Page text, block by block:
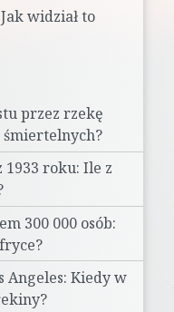
widział to
przez rzekę
śmiertelnych?
roku: Ile z
300 000 osób:
Angeles: Kiedy w